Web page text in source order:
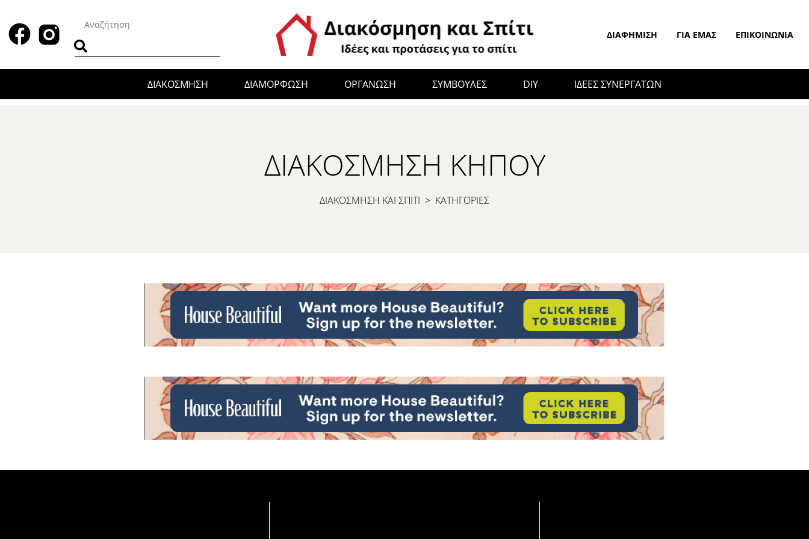
ΔΙΑΦΉΜΙΣΗ ΓΙΑ ΕΜΆΣ ΕΠΙΚΟΙΝΩΝΊΑ
ΔΙΑΚΟΣΜΗΣΗ ΔΙΑΜΟΡΦΩΣΗ ΟΡΓΑΝΩΣΗ ΣΥΜΒΟΥΛΕΣ DIY ΙΔΕΕΣ ΣΥΝΕΡΓΑΤΩΝ
ΔΙΑΚΌΣΜΗΣΗ ΚΉΠΟΥ
ΔΙΑΚΟΣΜΗΣΗ ΚΑΙ ΣΠΙΤΙ > ΚΑΤΗΓΟΡΙΕΣ